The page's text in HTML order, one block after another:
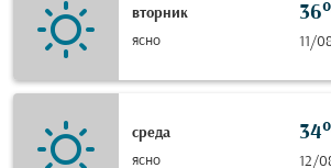
вторник
ясно
11/
среда
ясно
12/